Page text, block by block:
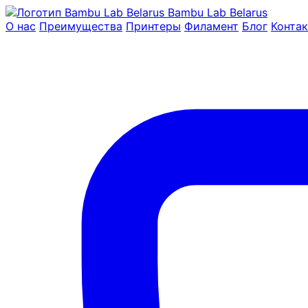
Bambu Lab Belarus
О нас Преимущества Принтеры Филамент Блог